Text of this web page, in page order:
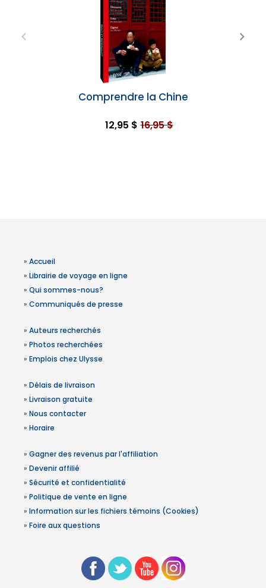
Comprendre la Chine
12,95 $ 16,95 $
» Accueil
» Librairie de voyage en ligne
» Qui sommes-nous?
» Communiqués de presse
» Auteurs recherchés
» Photos recherchées
» Emplois chez Ulysse
» Délais de livraison
» Livraison gratuite
» Nous contacter
» Horaire
» Gagner des revenus par l'affiliation
» Devenir affilié
» Sécurité et confidentialité
» Politique de vente en ligne
» Information sur les fichiers témoins (Cookies)
» Foire aux questions